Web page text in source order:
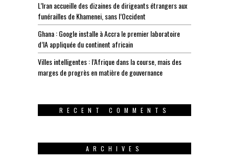
L’Iran accueille des dizaines de dirigeants étrangers aux
funérailles de Khamenei, sans l’Occident
Ghana : Google installe à Accra le premier laboratoire
d’IA appliquée du continent africain
Villes intelligentes : l’Afrique dans la course, mais des
marges de progrès en matière de gouvernance
RECENT COMMENTS
ARCHIVES